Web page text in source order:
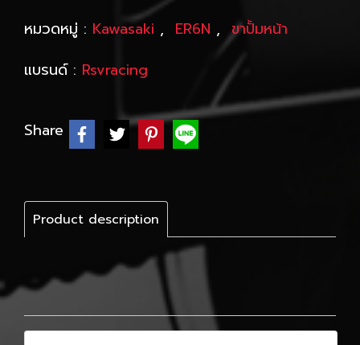
หมวดหมู่ : Kawasaki , ER6N , ขาปั้มหน้า
แบรนด์ : Rsvracing
Share
Product description